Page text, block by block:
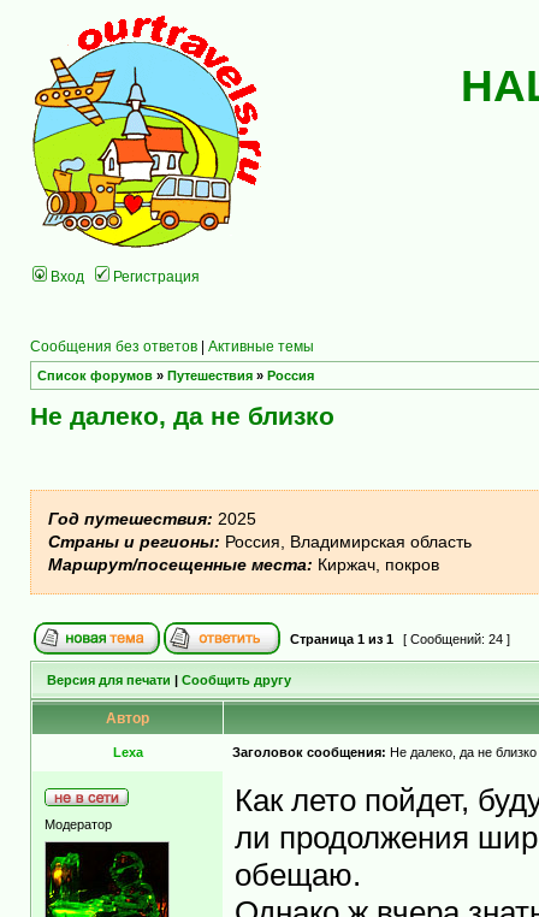
Вход Регистрация
Сообщения без ответов | Активные темы
Список форумов » Путешествия » Россия
Не далеко, да не близко
Год путешествия: 2025
Страны и регионы: Россия, Владимирская область
Маршрут/посещенные места: Киржач, покров
Страница 1 из 1 [ Сообщений: 24 ]
Версия для печати | Сообщить другу
Автор
Lexa Заголовок сообщения: Не далеко, да не близко
Модератор
Как лето пойдет,
ли продолжения
обещаю.